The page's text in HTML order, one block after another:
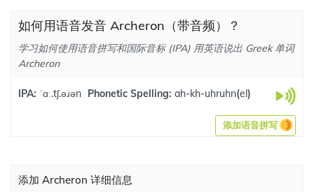
如何用语音发音 Archeron（带音频）？
学习如何使用语音拼写和国际音标 (IPA) 用英语说出 Greek 单词
Archeron
IPA: ˈɑː.tʃ.əɹən Phonetic Spelling: ah-kh-uhruhn(el)
添加语音拼写
添加 Archeron 详细信息